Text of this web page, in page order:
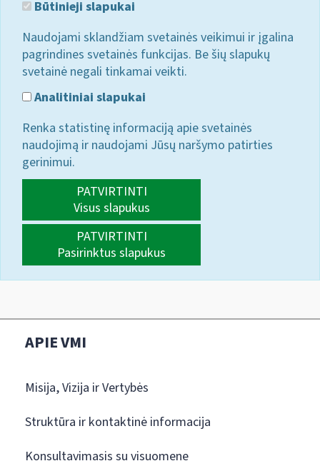
Būtinieji slapukai
Naudojami sklandžiam svetainės veikimui ir įgalina
pagrindines svetainės funkcijas. Be šių slapukų
svetainė negali tinkamai veikti.
Analitiniai slapukai
Renka statistinę informaciją apie svetainės
naudojimą ir naudojami Jūsų naršymo patirties
gerinimui.
PATVIRTINTI
Visus slapukus
PATVIRTINTI
Pasirinktus slapukus
APIE VMI
Misija, Vizija ir Vertybės
Struktūra ir kontaktinė informacija
Konsultavimasis su visuomene